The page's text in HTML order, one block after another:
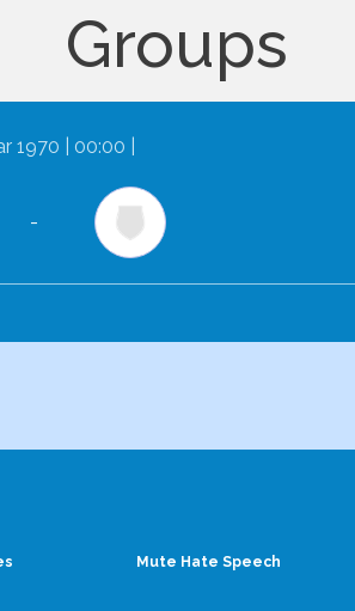
Groups
1970 | 00:00
-
Mute Hate Speech